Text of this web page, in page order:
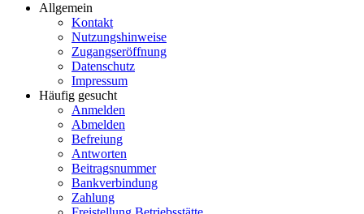
Allgemein
Kontakt
Nutzungshinweise
Zugangseröffnung
Datenschutz
Impressum
Häufig gesucht
Anmelden
Abmelden
Befreiung
Antworten
Beitragsnummer
Bankverbindung
Zahlung